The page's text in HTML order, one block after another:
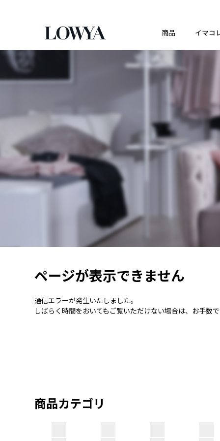
商品 イマコ
ページが表示できません
通信エラーが発生いたしました。
しばらく時間をおいてもご覧いただけない場合は、お手数
商品カテゴリ